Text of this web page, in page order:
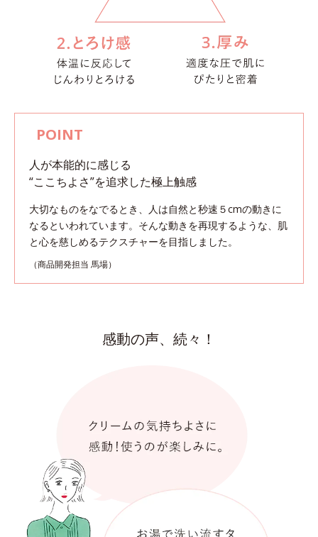
人が本能的に感じる
“ここちよさ”を追求した極上触感
大切なものをなでるとき、人は自然と秒速５cmの動きに
なるといわれています。 そんな動きを再現するような、肌
と心を慈しめるテクスチャーを目指しました。
（商品開発担当 馬場）
感動の声、続々！